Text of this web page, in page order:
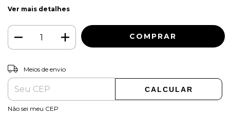
Ver mais detalhes
Entregas para o CEP:
Meios de envio
CALCULAR
Não sei meu CEP